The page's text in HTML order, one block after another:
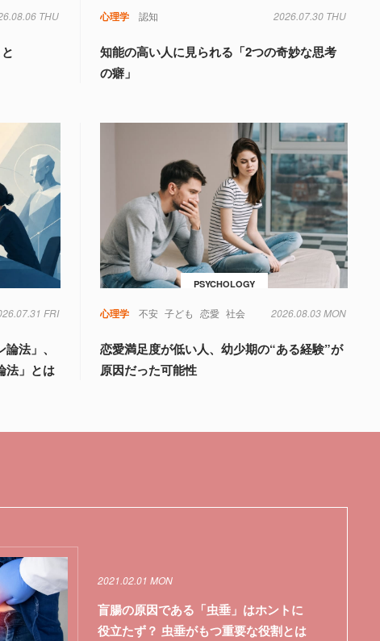
THU 心理学 認知 2026.07.30 THU
知能の高い人に見られる「2つの奇妙な思考
の癖」
FRI
法」、
法」とは
PSYCHOLOGY
心理学 不安 子ども 恋愛 社会 2026.08.03 MON
恋愛満足度が低い人、幼少期の“ある経験”が
原因だった可能性
2021.02.01 MON
盲腸の原因である「虫垂」はホントに
役立たず？ 虫垂がもつ重要な役割とは